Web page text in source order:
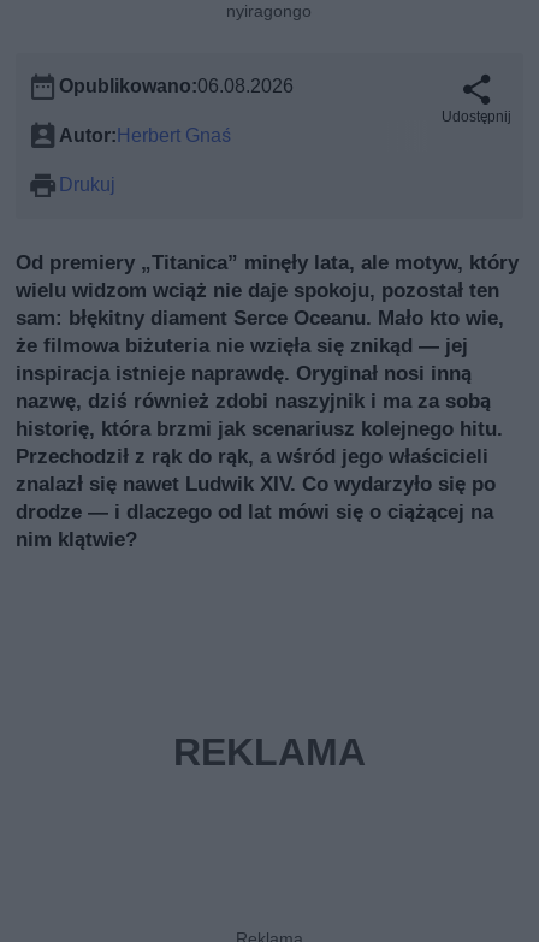
nyiragongo
Opublikowano:06.08.2026
Autor: Herbert Gnaś
Drukuj
Udostępnij
Od premiery „Titanica” minęły lata, ale motyw, który
wielu widzom wciąż nie daje spokoju, pozostał ten
sam: błękitny diament Serce Oceanu. Mało kto wie,
że filmowa biżuteria nie wzięła się znikąd — jej
inspiracja istnieje naprawdę. Oryginał nosi inną
nazwę, dziś również zdobi naszyjnik i ma za sobą
historię, która brzmi jak scenariusz kolejnego hitu.
Przechodził z rąk do rąk, a wśród jego właścicieli
znalazł się nawet Ludwik XIV. Co wydarzyło się po
drodze — i dlaczego od lat mówi się o ciążącej na
nim klątwie?